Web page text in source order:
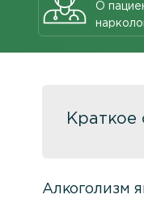
О
Краткое
Алкоголизм